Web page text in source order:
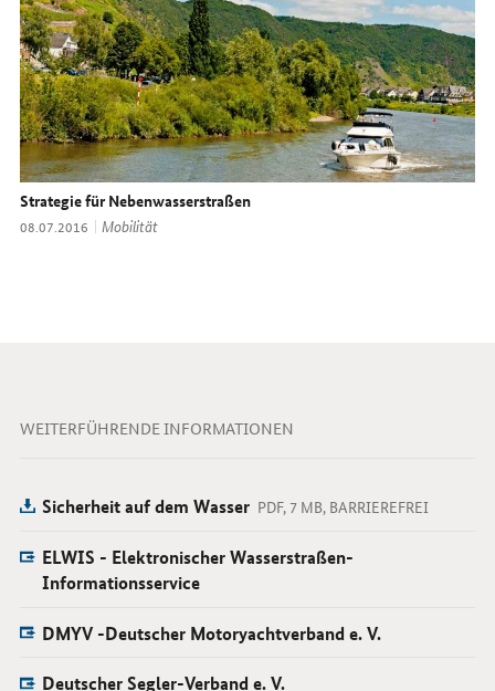
Strategie für Nebenwasserstraßen
Datum:
08.07.2016 Thema:
Mobilität
WEITERFÜHRENDE INFORMATIONEN
Sicherheit auf dem Wasser PDF, 7 MB, BARRIEREFREI
ELWIS - Elektronischer Wasserstraßen-
Informationsservice
DMYV -Deutscher Motoryachtverband e. V.
Deutscher Segler-Verband e. V.